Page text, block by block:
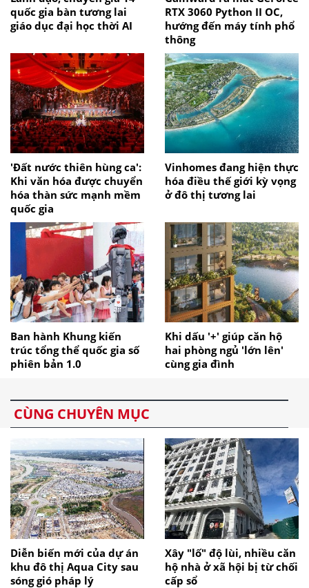
quốc gia bàn tương lai
giáo dục đại học thời AI
RTX 3060 Python II OC,
hướng đến máy tính phổ
thông
'Đất nước thiên hùng ca':
Khi văn hóa được chuyển
hóa thàn sức mạnh mềm
quốc gia
Vinhomes đang hiện thực
hóa điều thế giới kỳ vọng
ở đô thị tương lai
Ban hành Khung kiến
trúc tổng thể quốc gia số
phiên bản 1.0
Khi dấu '+' giúp căn hộ
hai phòng ngủ 'lớn lên'
cùng gia đình
CÙNG CHUYÊN MỤC
Diễn biến mới của dự án
khu đô thị Aqua City sau
sóng gió pháp lý
Xây "lố" độ lùi, nhiều căn
hộ nhà ở xã hội bị từ chối
cấp sổ